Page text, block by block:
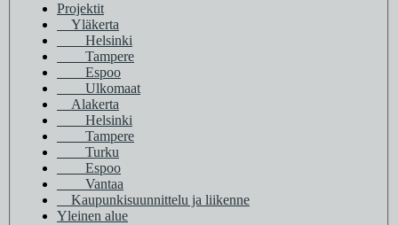
Projektit
Yläkerta
Helsinki
Tampere
Espoo
Ulkomaat
Alakerta
Helsinki
Tampere
Turku
Espoo
Vantaa
Kaupunkisuunnittelu ja liikenne
Yleinen alue